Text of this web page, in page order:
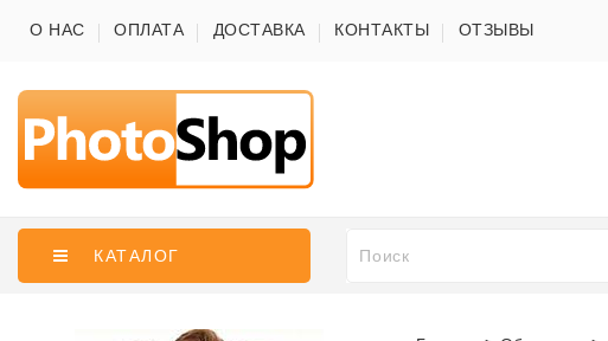
О НАС ОПЛАТА ДОСТАВКА КОНТАКТЫ ОТЗЫВЫ
КАТАЛОГ